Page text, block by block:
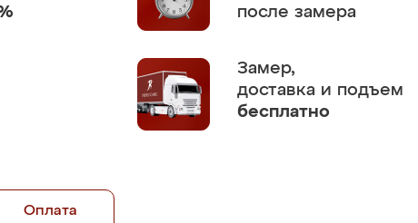
после замера
Замер,
доставка и подъем
бесплатно
Оплата